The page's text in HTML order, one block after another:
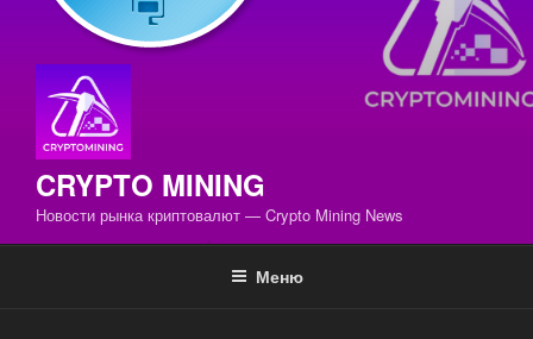
CRYPTO MINING
Новости рынка криптовалют — Crypto Mining News
Меню